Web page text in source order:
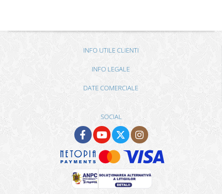
INFO UTILE CLIENTI
INFO LEGALE
DATE COMERCIALE
SOCIAL